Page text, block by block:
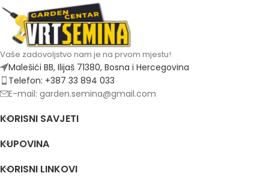
Vaše zadovoljstvo nam je na prvom mjestu!
Malešići BB, Ilijaš 71380, Bosna i Hercegovina
Telefon: +387 33 894 033
E-mail: garden.semina@gmail.com
KORISNI SAVJETI
KUPOVINA
KORISNI LINKOVI